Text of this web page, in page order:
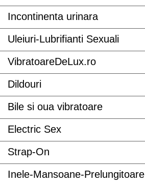
Incontinenta urinara
Uleiuri-Lubrifianti Sexuali
VibratoareDeLux.ro
Dildouri
Bile si oua vibratoare
Electric Sex
Strap-On
Inele-Mansoane-Prelungitoare